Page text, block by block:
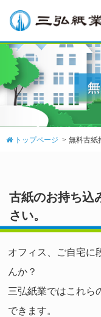
トップページ 無料古紙
古紙のお持ち込
さい。
オフィス、ご自宅に
んか？
三弘紙業ではこれら
できます。